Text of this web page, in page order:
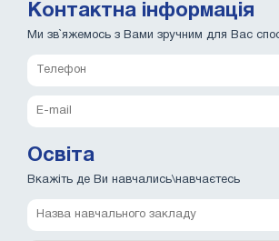
Контактна інформація
Ми зв`яжемось з Вами зручним для Вас
Освіта
Вкажіть де Ви навчались\навчаєтесь